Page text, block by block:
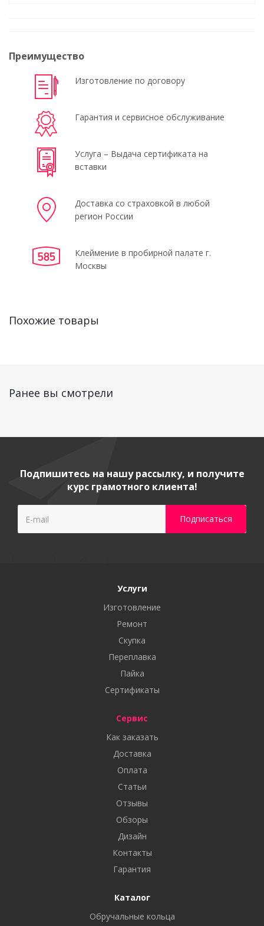
Преимущество
Изготовление по договору
Гарантия и сервисное обслуживание
Услуга – Выдача сертификата на
вставки
Доставка со страховкой в любой
регион России
Клеймение в пробирной палате г.
Москвы
Похожие товары
Ранее вы смотрели
Подпишитесь на нашу рассылку, и получите
курс грамотного клиента!
Услуги
Изготовление
Ремонт
Скупка
Переплавка
Пайка
Сертификаты
Сервис
Как заказать
Доставка
Оплата
Статьи
Отзывы
Обзоры
Дизайн
Контакты
Гарантия
Каталог
Обручальные кольца